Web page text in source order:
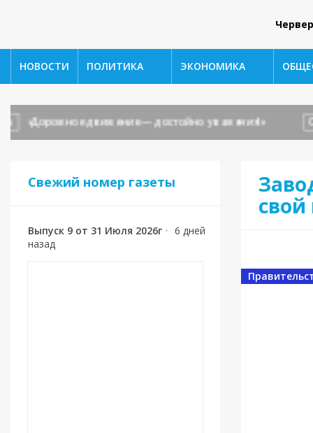
НОВОСТИ ПОЛИТИКА ЭКОНОМИКА
«Дорожное движение — достойно уважения!»
Свежий номер газеты
Выпуск 9 от 31 Июля 2026г • 6 дней
назад
свой